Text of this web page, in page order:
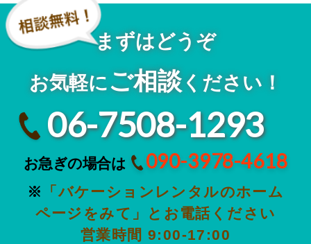
まずはどうぞ
お気軽にご相談 ください！
06-7508-1293
お急ぎの場合は 090-3978-4618
※
「バケーションレンタルのホーム
ページをみて」とお電話ください
営業時間 9:00-17:00